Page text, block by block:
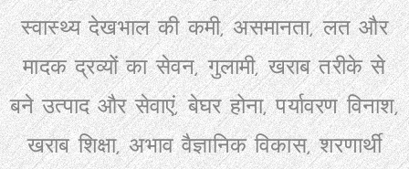
स्वास्थ्य देखभाल की कमी, असमानता, लत और
मादक द्रव्यों का सेवन, गुलामी, खराब तरीके से
बने उत्पाद और सेवाएं, बेघर होना, पर्यावरण विनाश,
खराब शिक्षा, अभाव वैज्ञानिक विकास, शरणार्थी